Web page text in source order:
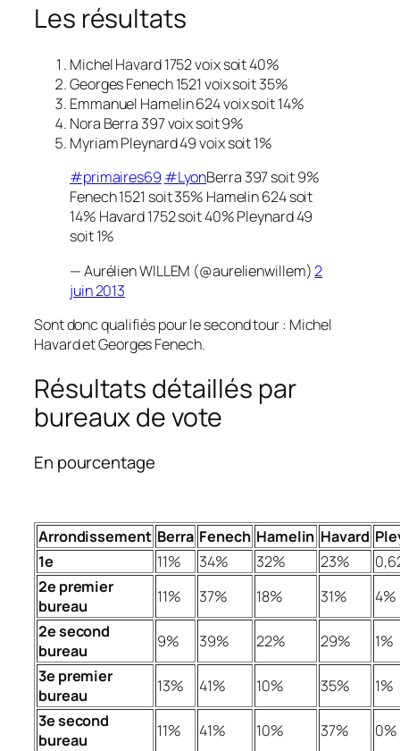
Les résultats
Michel Havard 1752 voixsoit 40%
Georges Fenech 1521 voix soit 35%
Emmanuel Hamelin 624 voix soit 14%
Nora Berra 397 voix soit 9%
Myriam Pleynard 49 voixsoit 1%
#primaires69 #LyonBerra 397 soit 9%
Fenech 1521 soit 35% Hamelin 624 soit
14% Havard 1752 soit 40% Pleynard 49
soit 1%
— Aurélien WILLEM (@aurelienwillem)2
juin 2013
Sont donc qualifiés pour le second tour : Michel
Havard et Georges Fenech.
Résultats détaillés par
bureaux de vote
En pourcentage
Arrondissement Berra Fenech Hamelin Havard
1e
11% 34% 32% 23%
2e premier
bureau
11% 37% 18% 31%
4%
2e second
bureau
9% 39% 22% 29%
1%
3e premier
bureau
13% 41% 10% 35%
1%
3e second
bureau
11% 41% 10% 37%
0%